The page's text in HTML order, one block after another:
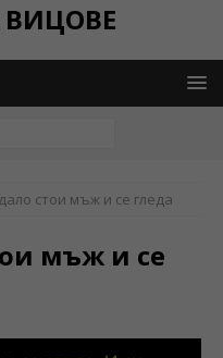
стои мъж и се гледа
мъж и се